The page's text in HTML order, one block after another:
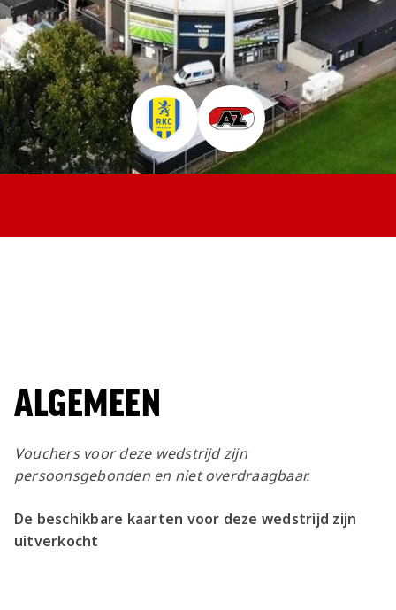
Jong AZ
Seizoenkaart
ALGEMEEN
Vouchers voor deze wedstrijd zijn
persoonsgebonden en niet overdraagbaar.
De beschikbare kaarten voor deze wedstrijd zijn
uitverkocht